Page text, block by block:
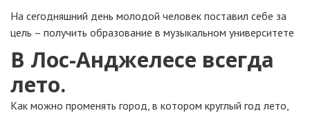
На сегодняшний день молодой человек поставил себе за
цель – получить образование в музыкальном университете
В Лос-Анджелесе всегда
лето.
Как можно променять город, в котором круглый год лето,